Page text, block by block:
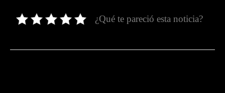
¿Qué te pareció esta noticia?